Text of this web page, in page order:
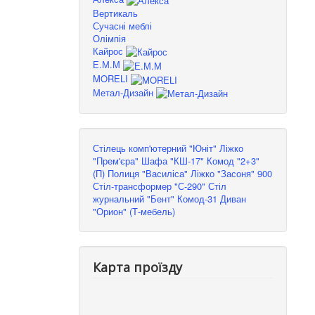
Вертикаль
Сучасні меблі
Олімпія
Кайрос
Е.М.М
MORELI
Метал-Дизайн
Стілець комп'ютерний "Юніт" Ліжко
"Прем'єра" Шафа "КШ-17" Комод "2+3"
(П) Полиця "Василіса" Ліжко "Засоня" 900
Стіл-трансформер "С-290" Стіл
журнальний "Бент" Комод-31 Диван
"Орион" (Т-мебель)
Карта проїзду